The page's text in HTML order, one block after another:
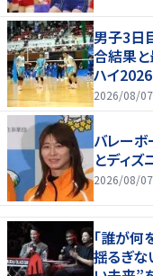
男子3日
合結果と
ハイ2026
2026/08/
バレー
とディ
2026/08/
「誰が何
揺るぎ